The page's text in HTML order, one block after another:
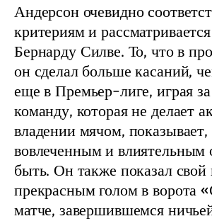
Андерсон очевидно
критериям и
Бернарду Силве. То, что в
он сделал больше касаний,
еще в Премьер-лиге, играя
команду, которая не делает
владении мячом, показывает,
вовлеченным и
быть. Он также показал свой
прекрасным голом в ворота
матче, завершившемся